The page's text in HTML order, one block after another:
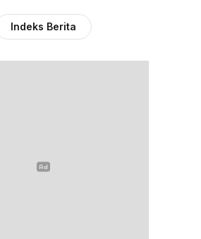
Indeks Berita